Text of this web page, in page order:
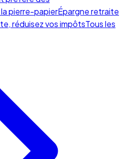
pierre-papierÉpargne retraite
réduisez vos impôtsTous les